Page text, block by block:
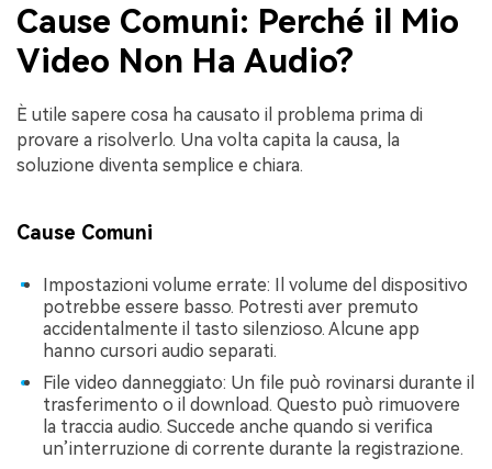
Cause Comuni: Perché il Mio
Video Non Ha Audio?
È utile sapere cosa ha causato il problema prima di
provare a risolverlo. Una volta capita la causa, la
soluzione diventa semplice e chiara.
Cause Comuni
Impostazioni volume errate: Il volume del dispositivo
potrebbe essere basso. Potresti aver premuto
accidentalmente il tasto silenzioso. Alcune app
hanno cursori audio separati.
File video danneggiato: Un file può rovinarsi durante il
trasferimento o il download. Questo può rimuovere
la traccia audio. Succede anche quando si verifica
un’interruzione di corrente durante la registrazione.